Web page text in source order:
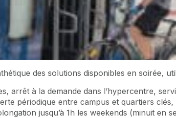
des solutions disponibles en soirée,
arrêt à la demande dans l’hypercentre,
périodique entre campus et quartiers
jusqu’à 1h les weekends (minuit en